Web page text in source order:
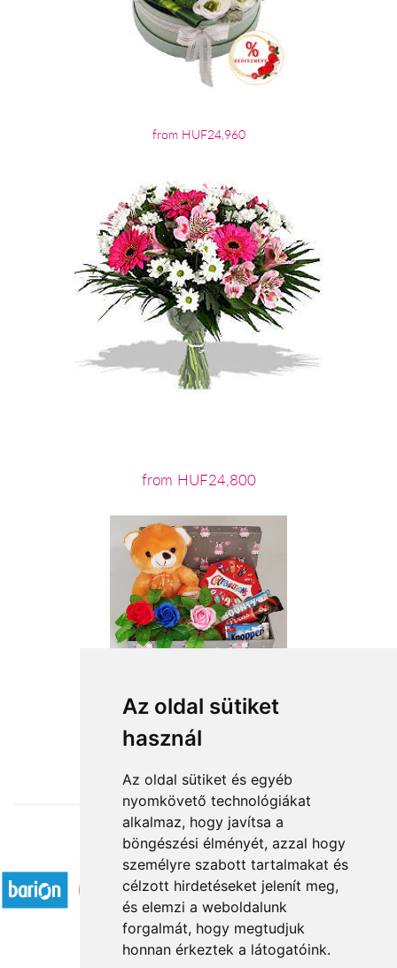
Az oldal sütiket
használ
Az oldal sütiket és egyéb
nyomkövető technológiákat
alkalmaz, hogy javítsa a
böngészési élményét, azzal hogy
személyre szabott tartalmakat és
célzott hirdetéseket jelenít meg,
és elemzi a weboldalunk
forgalmát, hogy megtudjuk
honnan érkeztek a látogatóink.
from HUF24,960
from HUF24,800
from HUF16,200
Accepted payment methods